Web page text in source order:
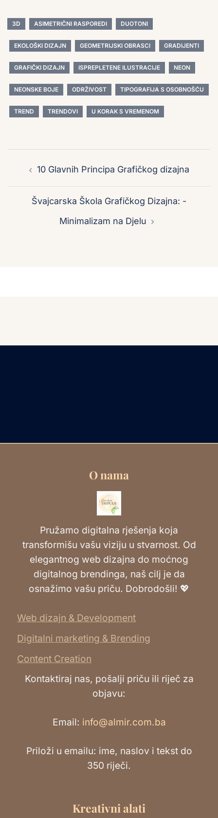
3D ASIMETRIČNI RASPOREDI DUOTONI
EKOLOŠKI DIZAJN GEOMETRIJSKI OBRASCI GRADIJENTI
GRAFIČKI DIZAJN ISPREPLETENE ILUSTRACIJE NEON
NEONSKE BOJE ODRŽIVOST TIPOGRAFIJA S OSOBNOŠĆU
TREND TRENDOVI U KORAK S VREMENOM
navigation
10 Glavnih Principa Grafičkog dizajna
Švajcarska Škola Grafičkog Dizajna: -
Minimalizam na Djelu
O nama
Pružamo digitalna rješenja koja
transformišu vašu viziju u stvarnost. Od
elegantnog web dizajna do moćnog
digitalnog brendinga, naš cilj je da
osnažimo vašu priču. Dobrodošli! 💖
Web dizajn & Development
Digitalni marketing & Brending
Content Creation
Kontaktiraj nas, pošalji priču ili riječ za
objavu:
Email: info@almir.com.ba
Priloži u emailu: ime, naslov i tekst do
350 riječi.
Kreativni alati